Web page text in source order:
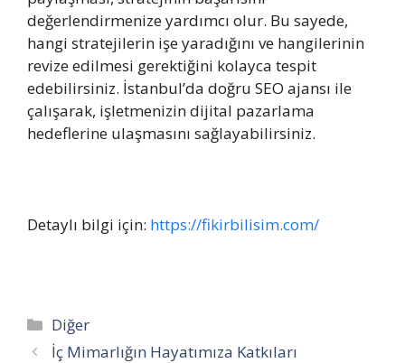
değerlendirmenize yardımcı olur. Bu sayede,
hangi stratejilerin işe yaradığını ve hangilerinin
revize edilmesi gerektiğini kolayca tespit
edebilirsiniz. İstanbul’da doğru SEO ajansı ile
çalışarak, işletmenizin dijital pazarlama
hedeflerine ulaşmasını sağlayabilirsiniz.
Detaylı bilgi için: https://fikirbilisim.com/
Kategoriler
Diğer
İç Mimarlığın Hayatımıza Katkıları